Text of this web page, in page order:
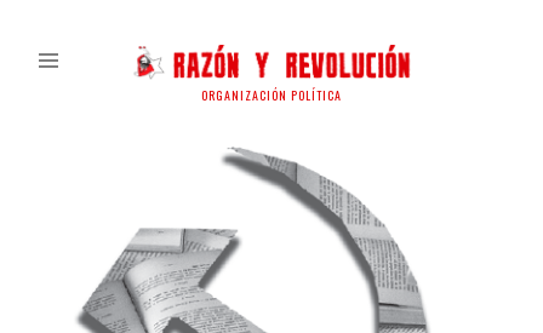
ORGANIZACIÓN POLÍTICA